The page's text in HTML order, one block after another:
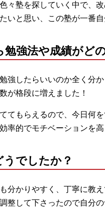
々塾を探していく中で、
いと思い、この塾が一番
強法や成績がど
強したらいいのか全く分
が格段に増えました！
てもらえるので、今日何
率的でモチベーションを高
うでしたか？
分かりやすく、丁寧に教
整して下さったので自分